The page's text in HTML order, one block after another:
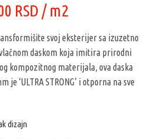
RSD Trenutna
cena
je:
5.715,00 RSD.
/ m2
svoj eksterijer sa izuzetno
daskom koja imitira prirodni
kompozitnog materijala, ova daska
je ‘ULTRA STRONG’ i otporna na sve
dizajn